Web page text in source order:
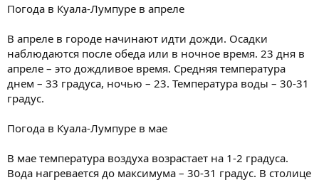
Погода в Куала-Лумпуре в апреле
В апреле в городе начинают идти дожди. Осадки
наблюдаются после обеда или в ночное время. 23 дня в
апреле – это дождливое время. Средняя температура
днем – 33 градуса, ночью – 23. Температура воды – 30-31
градус.
Погода в Куала-Лумпуре в мае
В мае температура воздуха возрастает на 1-2 градуса.
Вода нагревается до максимума – 30-31 градус. В столице